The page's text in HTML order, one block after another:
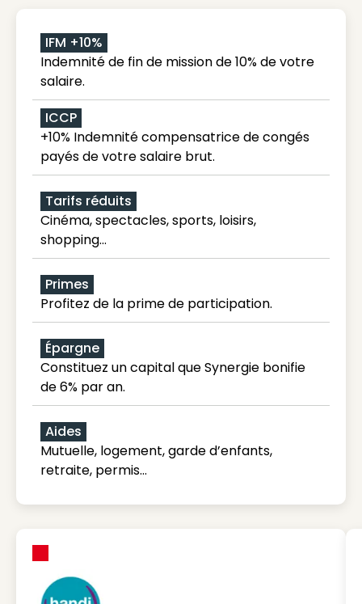
IFM +10%
Indemnité de fin de mission de 10% de votre
salaire.
ICCP
+10% Indemnité compensatrice de congés
payés de votre salaire brut.
Tarifs réduits
Cinéma, spectacles, sports, loisirs,
shopping...
Primes
Profitez de la prime de participation.
Épargne
Constituez un capital que Synergie bonifie
de 6% par an.
Aides
Mutuelle, logement, garde d’enfants,
retraite, permis…